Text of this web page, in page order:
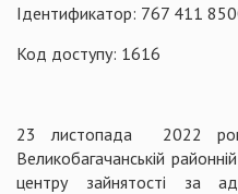
Ідентификатор: 767 411
Код доступу: 1616
23 листопада 2022
Великобагачанській
центру зайнятості за